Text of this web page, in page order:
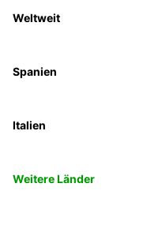
Weltweit
Spanien
Italien
Weitere Länder